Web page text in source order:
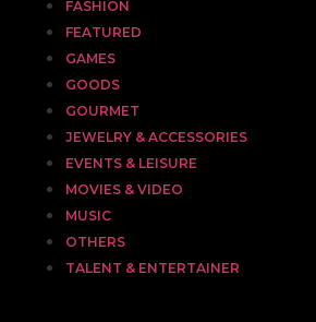
FASHION
FEATURED
GAMES
GOODS
GOURMET
JEWELRY & ACCESSORIES
EVENTS & LEISURE
MOVIES & VIDEO
MUSIC
OTHERS
TALENT & ENTERTAINER